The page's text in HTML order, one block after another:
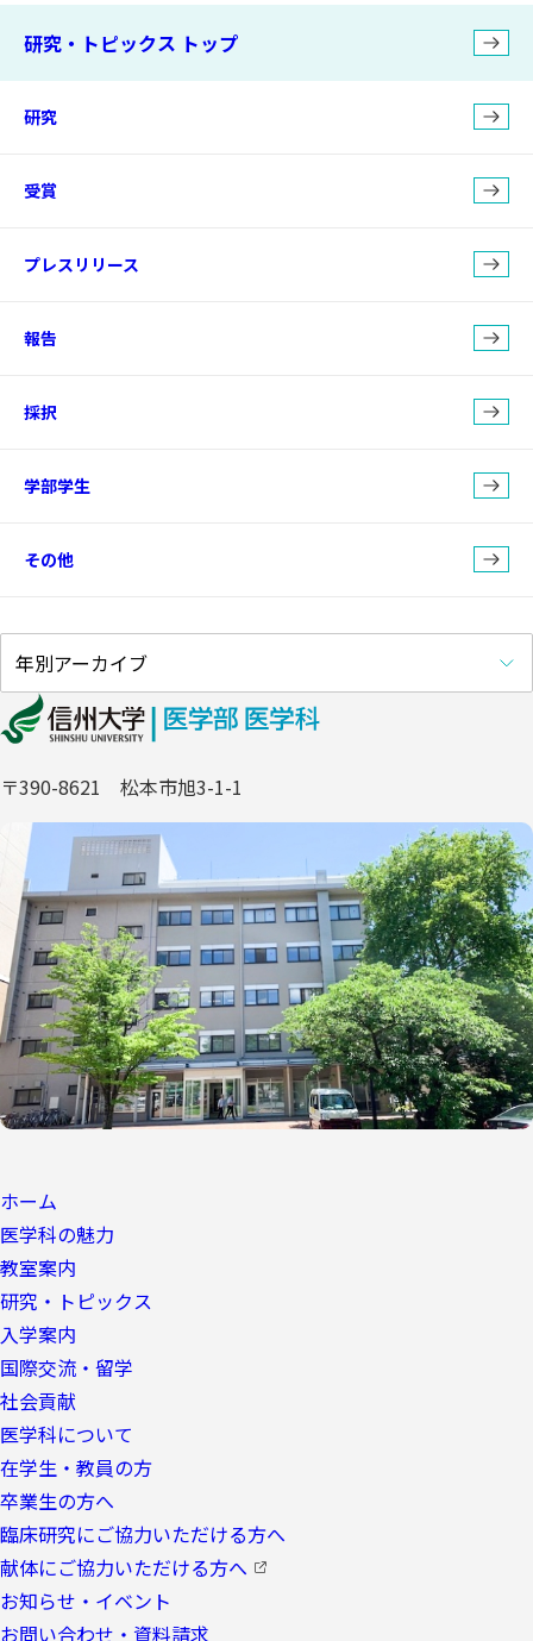
研究・トピックス トップ
研究
受賞
プレスリリース
報告
採択
学部学生
その他
〒390-8621 松本市旭3-1-1
ホーム
医学科の魅力
教室案内
研究・トピックス
入学案内
国際交流・留学
社会貢献
医学科について
在学生・教員の方
卒業生の方へ
臨床研究にご協力いただける方へ
献体にご協力いただける方へ
お知らせ・イベント
お問い合わせ・資料請求